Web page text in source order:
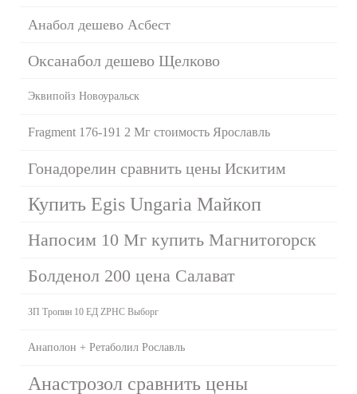
Анабол дешево Асбест
Оксанабол дешево Щелково
Эквипойз Новоуральск
Fragment 176-191 2 Мг стоимость Ярославль
Гонадорелин сравнить цены Искитим
Купить Egis Ungaria Майкоп
Напосим 10 Мг купить Магнитогорск
Болденол 200 цена Салават
ЗП Тропин 10 ЕД ZPHC Выборг
Анаполон + Ретаболил Рославль
Анастрозол сравнить цены